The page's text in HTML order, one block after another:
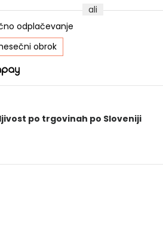
ali
odplačevanje
obrok
po trgovinah po Sloveniji